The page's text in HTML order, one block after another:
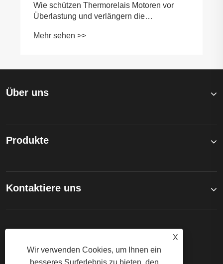
Wie schützen Thermorelais Motoren vor
Überlastung und verlängern die
Mehr sehen >>
Über uns
Produkte
Kontaktiere uns
X
Wir verwenden Cookies, um Ihnen ein
besseres Surferlebnis zu bieten, den